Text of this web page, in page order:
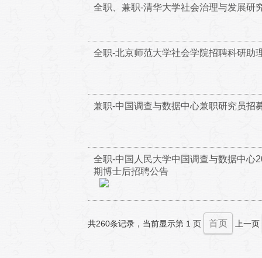
全职、兼职-清华大学社会治理与发展研
全职-北京师范大学社会学院招聘科研助
兼职-中国调查与数据中心兼职研究员招
全职-中国人民大学中国调查与数据中
期博士后招聘公告
共260条记录，当前显示第 1 页 首页 上一页